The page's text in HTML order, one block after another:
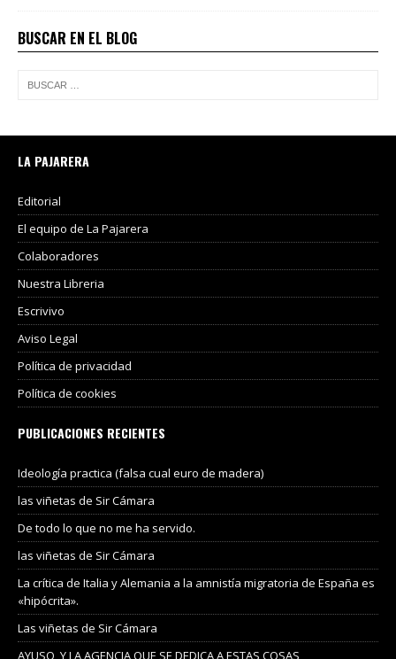
BUSCAR EN EL BLOG
LA PAJARERA
Editorial
El equipo de La Pajarera
Colaboradores
Nuestra Libreria
Escrivivo
Aviso Legal
Política de privacidad
Política de cookies
PUBLICACIONES RECIENTES
Ideología practica (falsa cual euro de madera)
las viñetas de Sir Cámara
De todo lo que no me ha servido.
las viñetas de Sir Cámara
La crítica de Italia y Alemania a la amnistía migratoria de España es
«hipócrita».
Las viñetas de Sir Cámara
AYUSO, Y LA AGENCIA QUE SE DEDICA A ESTAS COSAS